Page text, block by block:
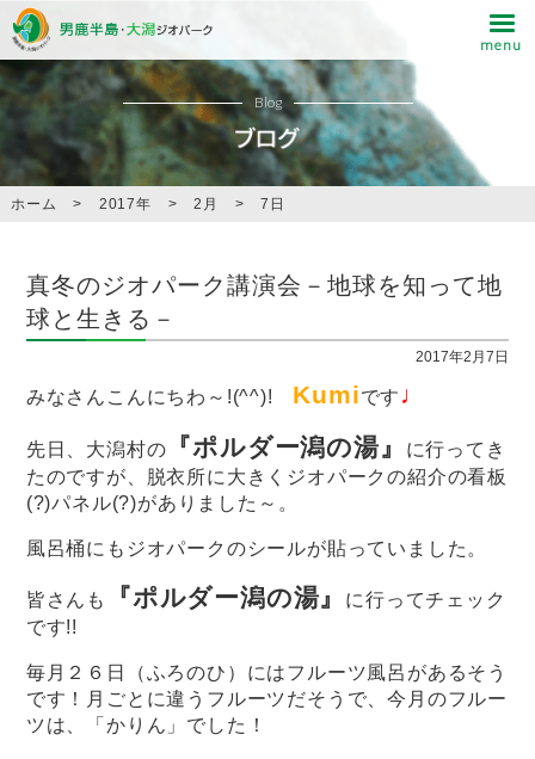
Blog
ホーム > 2017年 > 2月 > 7日
真冬のジオパーク講演会－地球を知って地
球と生きる－
2017年2月7日
みなさんこんにちわ～!(^^)! Kumiです ♩
先日、大潟村の 『ポルダー潟の湯』
に行ってき
たのですが、脱衣所に大きくジオパークの紹介の看板
(?)パネル(?)がありました～。
風呂桶にもジオパークのシールが貼っていました。
皆さんも 『ポルダー潟の湯』
に行ってチェック
です!!
毎月２６日（ふろのひ）にはフルーツ風呂があるそう
です！月ごとに違うフルーツだそうで、今月のフルー
ツは、「かりん」でした！